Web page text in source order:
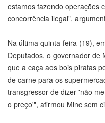
estamos fazendo operações
concorrência ilegal",
Na última quinta-feira (19),
Deputados, o governador de
que a caça aos bois piratas
de carne para os
transgressor de dizer 'não
o preço'", afirmou Minc sem